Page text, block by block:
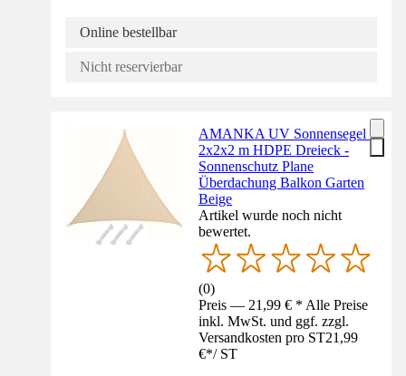
Online bestellbar
Nicht reservierbar
AMANKA UV Sonnensegel -
2x2x2 m HDPE Dreieck -
Sonnenschutz Plane
Überdachung Balkon Garten
Beige
Artikel wurde noch nicht
bewertet.
(0)
Preis — 21,99 € * Alle Preise
inkl. MwSt. und ggf. zzgl.
Versandkosten pro ST21,99
€*/ ST